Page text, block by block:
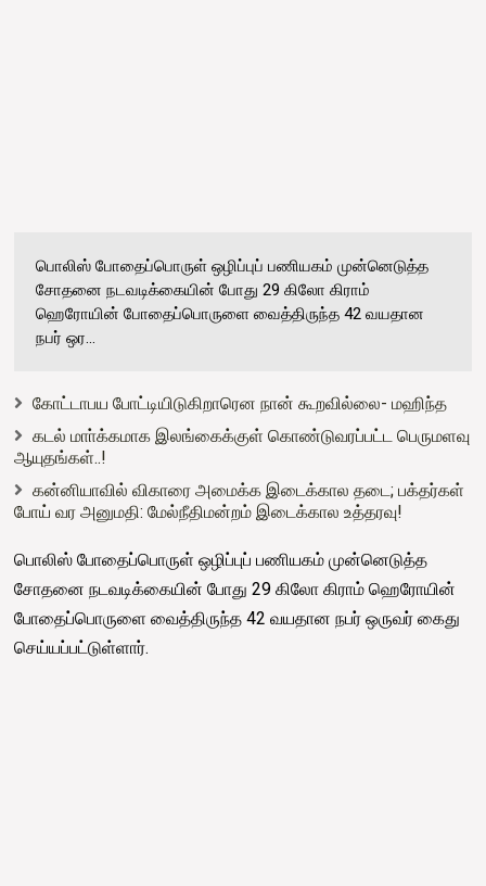
பொலிஸ் போதைப்பொருள் ஒழிப்புப் பணியகம் முன்னெடுத்த
சோதனை நடவடிக்கையின் போது 29 கிலோ கிராம்
ஹெரோயின் போதைப்பொருளை வைத்திருந்த 42 வயதான
நபர் ஒர...
கோட்டாபய போட்டியிடுகிறாரென நான் கூறவில்லை- மஹிந்த
கடல் மாா்க்கமாக இலங்கைக்குள் கொண்டுவரப்பட்ட பெருமளவு
ஆயுதங்கள்..!
கன்னியாவில் விகாரை அமைக்க இடைக்கால தடை; பக்தர்கள்
போய் வர அனுமதி: மேல்நீதிமன்றம் இடைக்கால உத்தரவு!
பொலிஸ் போதைப்பொருள் ஒழிப்புப் பணியகம் முன்னெடுத்த
சோதனை நடவடிக்கையின் போது 29 கிலோ கிராம் ஹெரோயின்
போதைப்பொருளை வைத்திருந்த 42 வயதான நபர் ஒருவர் கைது
செய்யப்பட்டுள்ளார்.